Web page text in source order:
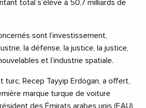
total s’élève à 50,7 milliards de
sont l’investissement,
la défense, la justice, la justice,
et l’industrie spatiale.
turc, Recep Tayyip Erdogan, a offert,
marque turque de voiture
des Émirats arabes unis (EAU),